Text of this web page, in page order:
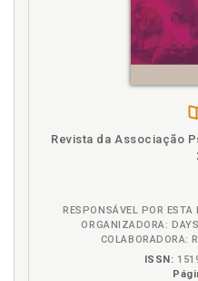
Homem. Síntese
função do futuro, p. 53
original, p. 204
Inversão da
Ira. Crises de
como projeto funda-
Revista da Associação
RESPONSÁVEL POR
ORGANIZADORA:
COLABORADORA:
ISSN: